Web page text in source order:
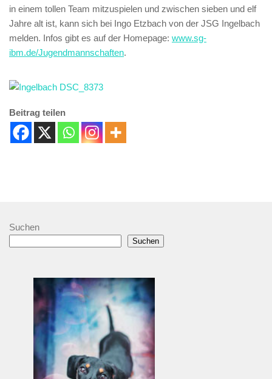
in einem tollen Team mitzuspielen und zwischen sieben und elf
Jahre alt ist, kann sich bei Ingo Etzbach von der JSG Ingelbach
melden. Infos gibt es auf der Homepage: www.sg-
ibm.de/Jugendmannschaften.
Beitrag teilen
Suchen
Suchen